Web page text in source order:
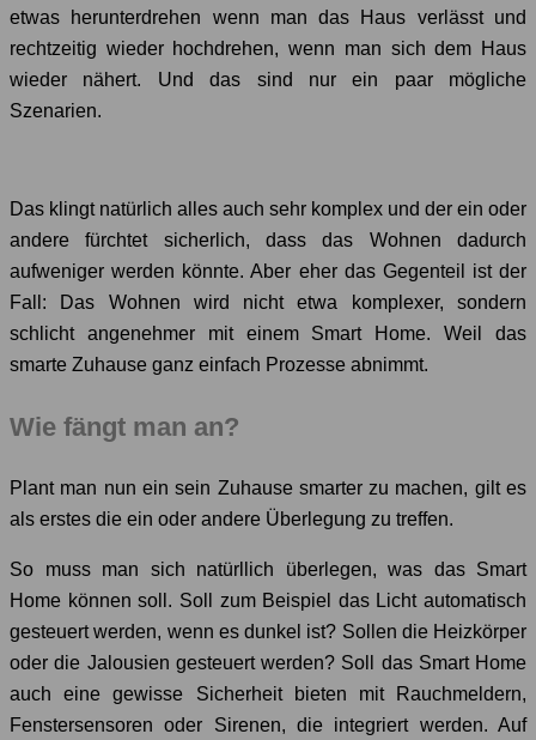
etwas herunterdrehen wenn man das Haus verlässt und
rechtzeitig wieder hochdrehen, wenn man sich dem Haus
wieder nähert. Und das sind nur ein paar mögliche
Szenarien.
Das klingt natürlich alles auch sehr komplex und der ein oder
andere fürchtet sicherlich, dass das Wohnen dadurch
aufweniger werden könnte. Aber eher das Gegenteil ist der
Fall: Das Wohnen wird nicht etwa komplexer, sondern
schlicht angenehmer mit einem Smart Home. Weil das
smarte Zuhause ganz einfach Prozesse abnimmt.
Wie fängt man an?
Plant man nun ein sein Zuhause smarter zu machen, gilt es
als erstes die ein oder andere Überlegung zu treffen.
So muss man sich natürllich überlegen, was das Smart
Home können soll. Soll zum Beispiel das Licht automatisch
gesteuert werden, wenn es dunkel ist? Sollen die Heizkörper
oder die Jalousien gesteuert werden? Soll das Smart Home
auch eine gewisse Sicherheit bieten mit Rauchmeldern,
Fenstersensoren oder Sirenen, die integriert werden. Auf